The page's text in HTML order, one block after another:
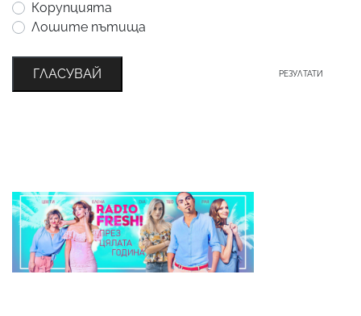
Корупцията
Лошите пътища
ГЛАСУВАЙ РЕЗУЛТАТИ